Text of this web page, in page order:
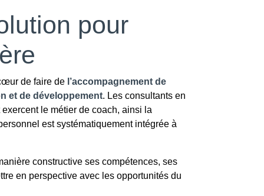
pour
de faire de l’accompagnement de
et de développement. Les consultants en
le métier de coach, ainsi la
est systématiquement intégrée à
constructive ses compétences, ses
en perspective avec les opportunités du